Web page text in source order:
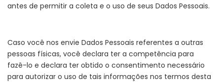
antes de permitir a coleta e o uso de seus Dados Pessoais.
Caso você nos envie Dados Pessoais referentes a outras
pessoas físicas, você declara ter a competência para
fazê-lo e declara ter obtido o consentimento necessário
para autorizar o uso de tais informações nos termos desta